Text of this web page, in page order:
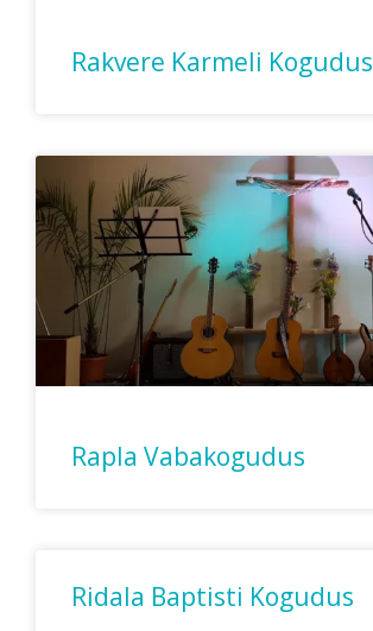
Rakvere Karmeli Kogudus
Rapla Vabakogudus
Ridala Baptisti Kogudus